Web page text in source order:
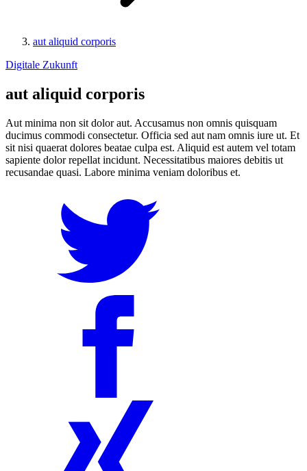
aut aliquid corporis
Digitale Zukunft
aut aliquid corporis
Aut minima non sit dolor aut. Accusamus non omnis quisquam
ducimus commodi consectetur. Officia sed aut nam omnis iure ut. Et
sit nisi quaerat dolores beatae culpa est. Aliquid est autem vel totam
sapiente dolor repellat incidunt. Necessitatibus maiores debitis ut
recusandae quasi. Labore minima veniam doloribus et.